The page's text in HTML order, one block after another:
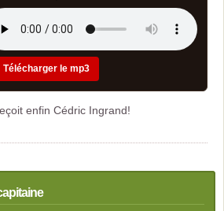
Télécharger le mp3
enfin Cédric Ingrand!